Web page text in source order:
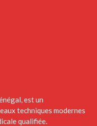
est un
techniques modernes
qualifiée.